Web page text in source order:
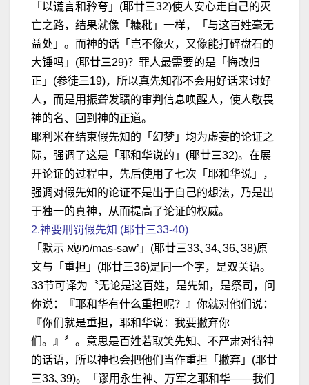
「以谎言和矜夸」(耶廿三32)使人安心走自己的灭
亡之路，结果就像「糠秕」一样，「与这百姓毫无
益处」。而神的话「岂不像火，又像能打碎盘石的
大锤吗」(耶廿三29)？罪人最需要的是「悔改归
正」(参徒三19)，所以真先知都不会用好话来讨好
人，而是用振聋发聩的审判信息唤醒人，使人敬畏
神的名、回到神的正道。
耶利米在结束假先知的「幻梦」均为虚妄的论证之
际，强调了这是「耶和华说的」(耶廿三32)。在展
开论证的过程中，先后使用了七次「耶和华说」，
强调对假先知的论证不是出于自己的想法，乃是出
于独一的真神，从而提高了论证的权威。
2.神要刑罚假先知 (耶廿三33-40)
「默示 מַשָּׂא/mas-saw’」(耶廿三33､34､36､38)原
文与「重担」(耶廿三36)是同一个字，是双关语。
33节可译为〝无论是这百姓，是先知，是祭司，问
你说：『耶和华有什么重担呢？』你就对他们说：
『你们就是重担，耶和华说：我要撇弃你
们。』〞。意思是百姓若取笑先知、不严肃对待神
的话语，所以神也会把他们当作重担「撇弃」(耶廿
三33､39)。「谬用永生神、万军之耶和华——我们